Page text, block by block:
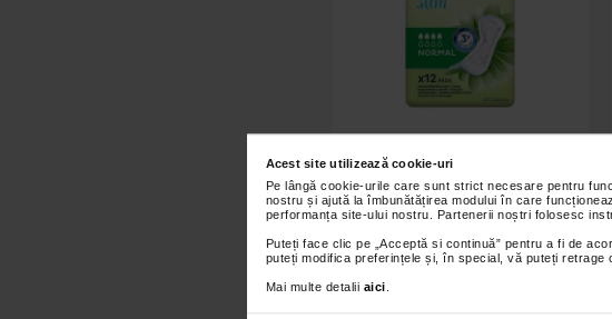
Acest site utilizează cookie-uri
Pe lângă cookie-urile care sunt strict necesare pentru
nostru și ajută la îmbunătățirea modului în care
performanța site-ului nostru. Partenerii noștri folosesc
Puteți face clic pe „Acceptă si continuă” pentru a fi de
puteți modifica preferințele și, în special, vă puteți retrage
Mai multe detalii aici
urinara TENA Lady Slim Normal,
12 bucati
11,90 Lei